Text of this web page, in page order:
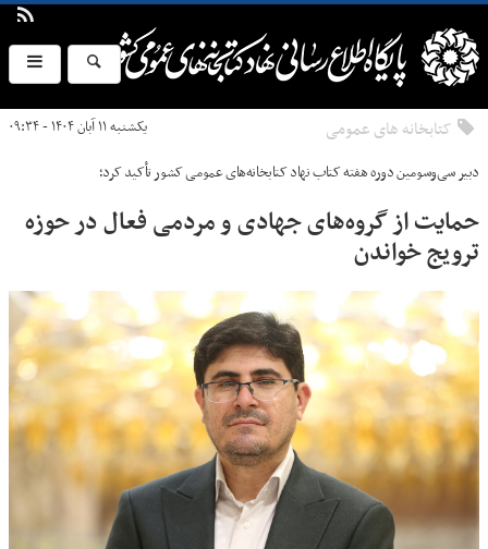
کتابخانه های عمومی یکشنبه ۱۱ آبان ۱۴۰۴ - ۰۹:۳۴
دبیر سی‌وسومین دوره هفته کتاب نهاد کتابخانه‌های عمومی کشور تأکید کرد؛
حمایت از گروه‌های جهادی و مردمی فعال در حوزه
ترویج خواندن